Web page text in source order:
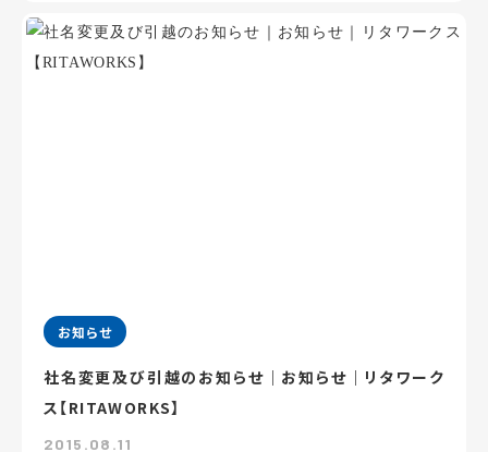
お知らせ
社名変更及び引越のお知らせ｜お知らせ｜リタワーク
ス【RITAWORKS】
2015.08.11